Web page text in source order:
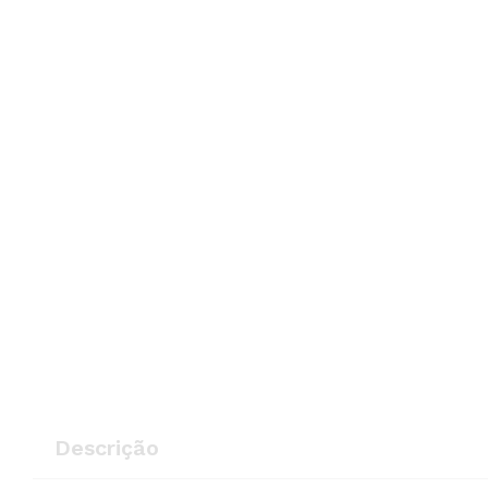
Descrição